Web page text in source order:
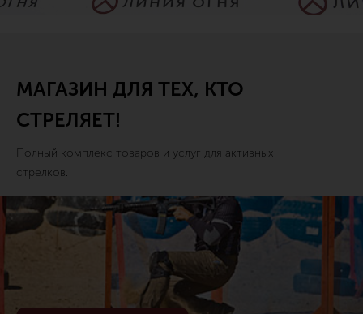
МАГАЗИН ДЛЯ ТЕХ, КТО
СТРЕЛЯЕТ!
Полный комплекс товаров и услуг для активных
стрелков.